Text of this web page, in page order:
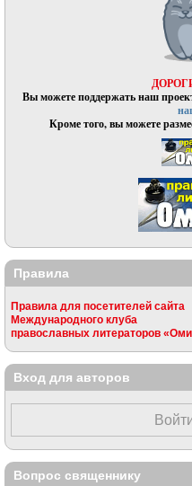
Вы можете поддержать наш
Кроме того, вы можете
Правила
Правила для посетителей сайта
Международного клуба
православных литераторов
Вход для авторов
Вопрос священнику